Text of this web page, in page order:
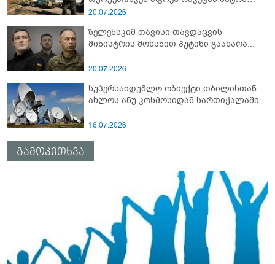
სამიტი კინაღამ ჩაუშლია
20.07.2026
ზელენსკიმ თავისი თავდაცვის
მინისტრის მოხსნით პუტინი გაახარა...
20.07.2026
სუპერსაიდუმლო ობიექტი თბილისთან
ახლოს ანუ კოსმოსიდან სართიჭალაში
16.07.2026
გამოკითხვა